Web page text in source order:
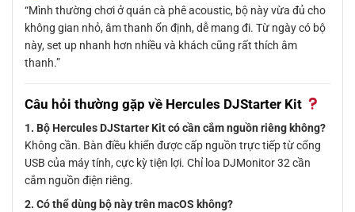
“Mình thường chơi ở quán cà phê acoustic, bộ này vừa đủ cho
không gian nhỏ, âm thanh ổn định, dễ mang đi. Từ ngày có bộ
này, set up nhanh hơn nhiều và khách cũng rất thích âm
thanh.”
Câu hỏi thường gặp về Hercules DJStarter Kit
1. Bộ Hercules DJStarter Kit có cần cắm nguồn riêng không?
Không cần. Bàn điều khiển được cấp nguồn trực tiếp từ cổng
USB của máy tính, cực kỳ tiện lợi. Chỉ loa DJMonitor 32 cần
cắm nguồn điện riêng.
2. Có thể dùng bộ này trên macOS không?